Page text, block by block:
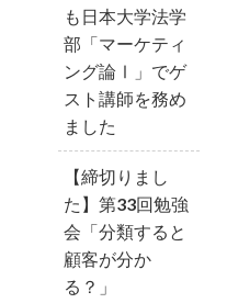
も日本大学法学
部「マーケティ
ング論Ⅰ」でゲ
スト講師を務め
ました
【締切りまし
た】第33回勉強
会「分類すると
顧客が分か
る？」